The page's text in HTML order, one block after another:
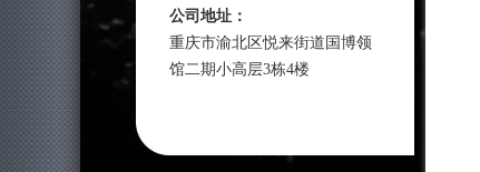
公司地址：
重庆市渝北区悦来街道国博领
馆二期小高层3栋4楼